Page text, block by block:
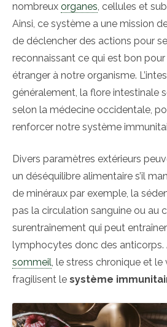
nombreux organes, cellules et
Ainsi, ce système a une mission
de déclencher des actions pour
reconnaissant ce qui est bon
étranger à notre organisme.
généralement, la flore intestinale
selon la médecine occidentale,
renforcer notre système
Divers paramètres extérieurs
un déséquilibre alimentaire s’il
de minéraux par exemple, la
pas la circulation sanguine ou au
surentraînement qui peut
lymphocytes donc des anticorps.
sommeil, le stress chronique et le
fragilisent le système